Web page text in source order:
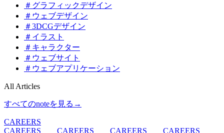
＃グラフィックデザイン
＃ウェブデザイン
＃3DCGデザイン
＃イラスト
＃キャラクター
＃ウェブサイト
＃ウェブアプリケーション
All Articles
すべてのnoteを見る →
CAREERS
CAREERS
CAREERS CAREERS CAREERS